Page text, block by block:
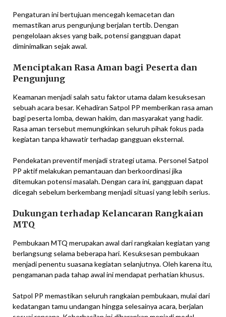
Pengaturan ini bertujuan mencegah kemacetan dan
memastikan arus pengunjung berjalan tertib. Dengan
pengelolaan akses yang baik, potensi gangguan dapat
diminimalkan sejak awal.
Menciptakan Rasa Aman bagi Peserta dan
Pengunjung
Keamanan menjadi salah satu faktor utama dalam kesuksesan
sebuah acara besar. Kehadiran Satpol PP memberikan rasa aman
bagi peserta lomba, dewan hakim, dan masyarakat yang hadir.
Rasa aman tersebut memungkinkan seluruh pihak fokus pada
kegiatan tanpa khawatir terhadap gangguan eksternal.
Pendekatan preventif menjadi strategi utama. Personel Satpol
PP aktif melakukan pemantauan dan berkoordinasi jika
ditemukan potensi masalah. Dengan cara ini, gangguan dapat
dicegah sebelum berkembang menjadi situasi yang lebih serius.
Dukungan terhadap Kelancaran Rangkaian
MTQ
Pembukaan MTQ merupakan awal dari rangkaian kegiatan yang
berlangsung selama beberapa hari. Kesuksesan pembukaan
menjadi penentu suasana kegiatan selanjutnya. Oleh karena itu,
pengamanan pada tahap awal ini mendapat perhatian khusus.
Satpol PP memastikan seluruh rangkaian pembukaan, mulai dari
kedatangan tamu undangan hingga selesainya acara, berjalan